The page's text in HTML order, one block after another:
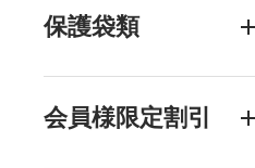
保護袋類
会員様限定割引